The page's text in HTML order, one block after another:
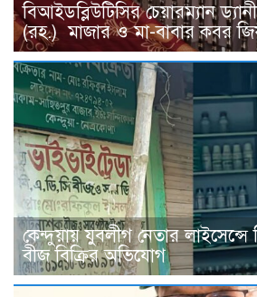
বিআইডব্লিউটিসির চেয়ারম্যান
(রহ.) মাজার ও মা-বাবার কবর
কেন্দুয়ায় যুবলীগ নেতার
বীজ বিক্রির অভিযোগ